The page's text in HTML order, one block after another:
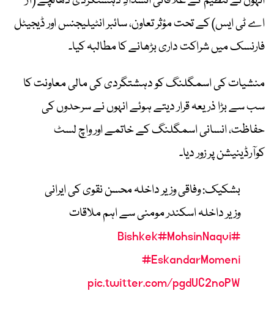
اے ٹی ایس) کے تحت مؤثر تعاون، سائبر انٹیلیجنس اور ڈیجیٹل
فارنسک میں شراکت داری بڑھانے کا مطالبہ کیا۔
منشیات کی اسمگلنگ کو دہشتگردی کی مالی معاونت کا
سب سے بڑا ذریعہ قرار دیتے ہوئے انہوں نے سرحدوں کی
حفاظت، انسانی اسمگلنگ کے خاتمے اور واچ لسٹ
کوآرڈینیشن پر زور دیا۔
بشکیک: وفاقی وزیر داخلہ محسن نقوی کی ایرانی
وزیر داخلہ اسکندر مومنی سے اہم ملاقات
#Bishkek
#MohsinNaqvi
#EskandarMomeni
pic.twitter.com/pgdUC2noPW